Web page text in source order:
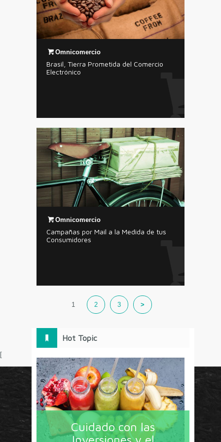
Omnicomercio
Brasil, Tierra Prometida del Comercio
Electrónico
Omnicomercio
Campañas por Mail a la Medida de tus
Consumidores
1 2 3 >
Hot Topic
Cuidado con las
[
Circulo Marketing concentra lo último en estrategias,
herramientas y tendencias con un enfoque en México
y América Latina. La revista contiene lo imprescindible